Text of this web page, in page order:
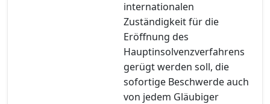
internationalen
Zuständigkeit für die
Eröffnung des
Hauptinsolvenzverfahrens
gerügt werden soll, die
sofortige Beschwerde auch
von jedem Gläubiger